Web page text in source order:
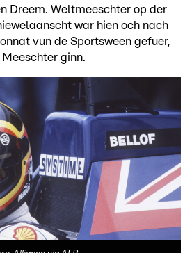
Dreem. Weltmeeschter op der
war hien och nach
vun de Sportsween gefuer,
ginn.